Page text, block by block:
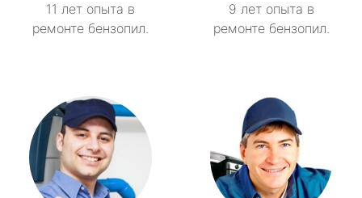
11 лет опыта в
ремонте бензопил.
9 лет опыта в
ремонте бензопил.